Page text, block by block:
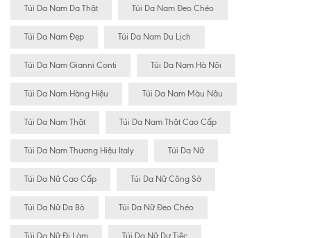
Túi Da Nam Da Thật Túi Da Nam Đeo Chéo
Túi Da Nam Đẹp Túi Da Nam Du Lịch
Túi Da Nam Gianni Conti Túi Da Nam Hà Nội
Túi Da Nam Hàng Hiệu Túi Da Nam Màu Nâu
Túi Da Nam Thật Túi Da Nam Thật Cao Cấp
Túi Da Nam Thương Hiệu Italy Túi Da Nữ
Túi Da Nữ Cao Cấp Túi Da Nữ Công Sở
Túi Da Nữ Da Bò Túi Da Nữ Đeo Chéo